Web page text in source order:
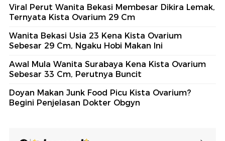
Viral Perut Wanita Bekasi Membesar Dikira Lemak,
Ternyata Kista Ovarium 29 Cm
Wanita Bekasi Usia 23 Kena Kista Ovarium
Sebesar 29 Cm, Ngaku Hobi Makan Ini
Awal Mula Wanita Surabaya Kena Kista Ovarium
Sebesar 33 Cm, Perutnya Buncit
Doyan Makan Junk Food Picu Kista Ovarium?
Begini Penjelasan Dokter Obgyn